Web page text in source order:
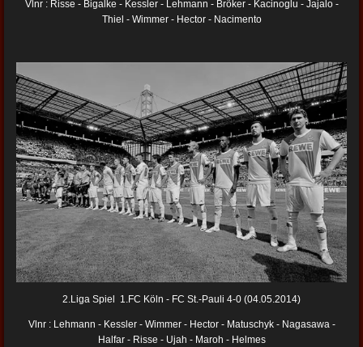
Vlnr : Risse - Bigalke - Kessler - Lehmann - Bröker - Kacinoglu - Jajalo -
Thiel - Wimmer - Hector - Nacimento
2.Liga Spiel 1.FC Köln - FC St.-Pauli 4-0 (04.05.2014)
Vlnr : Lehmann - Kessler - Wimmer - Hector - Matuschyk - Nagasawa -
Halfar - Risse - Ujah - Maroh - Helmes